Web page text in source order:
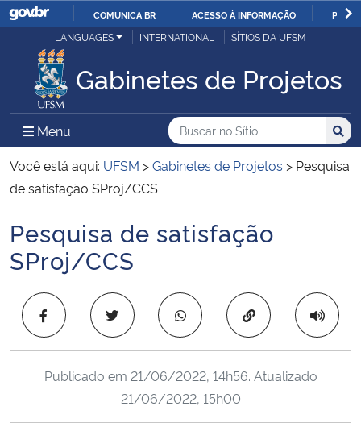
IR
O
COMUNICA BR ACESSO À INFORMAÇÃO
Ministério da Justiça e Segurança Pública
Ministério da Defesa
Ministério das Relações Exteriores
Ministério da Infraestrutura
Ministério da Educação
Ministério da Cidadania
LANGUAGES INTERNATIONAL SÍTIOS DA UFSM
Gabinetes de Projetos
Menu Menu Principal do Sítio
Busca
Buscar no no Sítio
Busca:
Você está aqui: UFSM >Gabinetes de Projetos > Pesquisa
de satisfação SProj/CCS
Início do conteúdo
Pesquisa de satisfação
SProj/CCS
Copiar para área
Publicado em 21/06/2022, 14h56. Atualizado
21/06/2022, 15h00